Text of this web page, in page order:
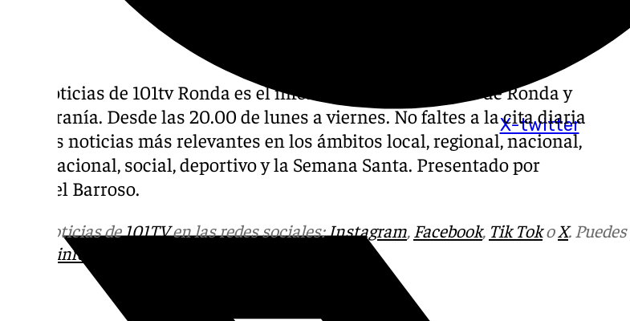
X-twitter
Las noticias de 101tv Ronda es el informativo de referencia de Ronda y
su Serranía. Desde las 20.00 de lunes a viernes. No faltes a la cita diaria
con las noticias más relevantes en los ámbitos local, regional, nacional,
internacional, social, deportivo y la Semana Santa. Presentado por
Manuel Barroso.
Más noticias de101TVen las redes sociales:Instagram, Facebook, Tik TokoX.
informativos@101tv.es